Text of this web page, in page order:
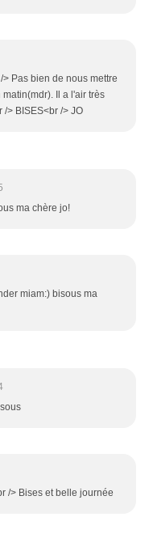
Pas bien de nous mettre
Il a l'air très
> BISES<br /> JO
ma chère jo!
miam:) bisous ma
/> Bises et belle journée